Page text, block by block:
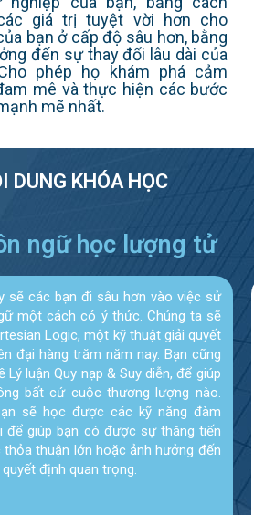
giá trị tuyệt vời hơn cho
bạn ở cấp độ sâu hơn, bằng
đến sự thay đổi lâu dài của
phép họ khám phá cảm
mê và thực hiện các bước
mẽ nhất.
DUNG KHÓA HỌC
ngữ học lượng tử
sẽ các bạn đi sâu hơn vào việc sử
một cách có ý thức. Chúng ta sẽ
Logic, một kỹ thuật giải quyết
đại hàng trăm năm nay. Bạn cũng
Lý luận Quy nạp & Suy diễn, để giúp
bất cứ cuộc thương lượng nào.
sẽ học được các kỹ năng đàm
để giúp bạn có được sự thăng tiến
thuận lớn hoặc ảnh hưởng đến
định quan trọng.